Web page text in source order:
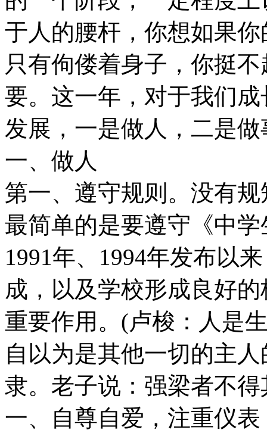
于人的腰杆，你想如果
只有佝偻着身子，你挺
要。这一年，对于我们
发展，一是做人，二是
一、做人
第一、遵守规则。没有
最简单的是要遵守《中
1991年、1994年发布以
成，以及学校形成良好
重要作用。(卢梭：人是
自以为是其他一切的主
隶。老子说：强梁者不
一、自尊自爱，注重仪表